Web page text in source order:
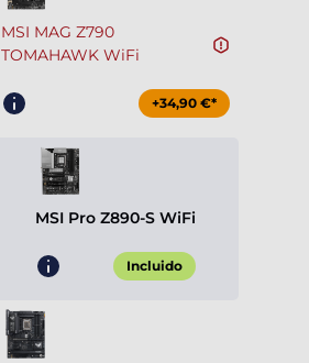
MSI MAG Z790
TOMAHAWK WiFi
+34,90 €*
MSI Pro Z890-S WiFi
Incluido